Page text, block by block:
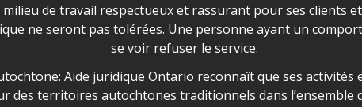
les locaux d'AJO.
de travail respectueux et rassurant pour ses clients
ne seront pas tolérées. Une personne ayant un
se voir refuser le service.
Aide juridique Ontario reconnaît que ses activités
des territoires autochtones traditionnels dans l’ensemble